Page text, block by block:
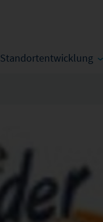
Standortentwicklung